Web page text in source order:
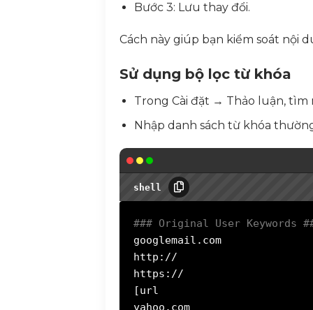
Bước 3: Lưu thay đổi.
Cách này giúp bạn kiểm soát nội
Sử dụng bộ lọc từ khóa
Trong Cài đặt → Thảo luận, tìm
Nhập danh sách từ khóa
shell
### Original User Keywords
googlemail.com
http://
https://
[url